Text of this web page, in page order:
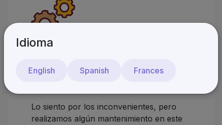
¡Estaremos de vuelta
Lo siento por los inconvenientes, pero
realizamos algún mantenimiento en este
Idioma
English Spanish Frances